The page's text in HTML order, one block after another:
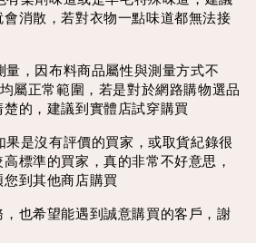
消散，若對衣物一點味道都無法接
量，因布料商品屬性與測量方式不
屬正常範圍，若是對於網路購物選品
的，建議到實體店試穿購買
果是沒有評價的買家，或取貨紀錄很
標準的買家，真的非常不好意思，
到其他商店購買
也希望能遇到誠意購買的客戶，謝